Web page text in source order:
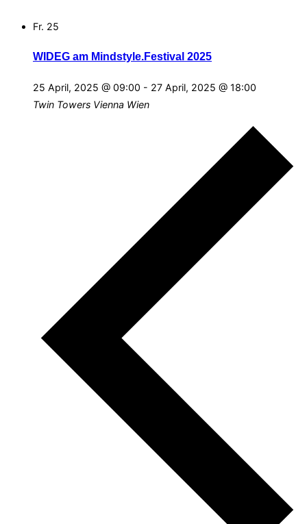
Fr. 25
WIDEG am Mindstyle.Festival 2025
25 April, 2025 @ 09:00 - 27 April, 2025 @ 18:00
Twin Towers Vienna Wien